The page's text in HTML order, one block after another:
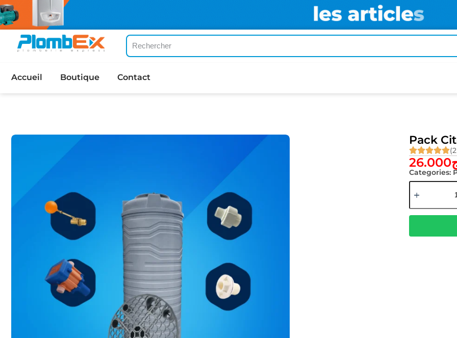
Accueil Boutique Contact
Pack
26.000
Categories: